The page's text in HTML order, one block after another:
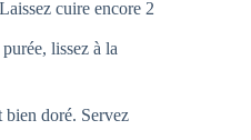
cuire encore 2
lissez à la
bien doré. Servez